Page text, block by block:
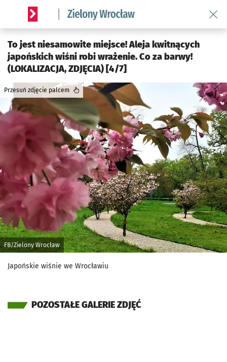
Serwis informacyjny wroclaw.pl podserwis: Środowisko we
To jest niesamowite miejsce! Aleja kwitnących
japońskich wiśni robi wrażenie. Co za barwy!
(LOKALIZACJA, ZDJĘCIA) [4/7]
FB/Zielony Wrocław
Przesuń zdjęcie palcem
Japońskie wiśnie we Wrocławiu
POZOSTAŁE GALERIE ZDJĘĆ